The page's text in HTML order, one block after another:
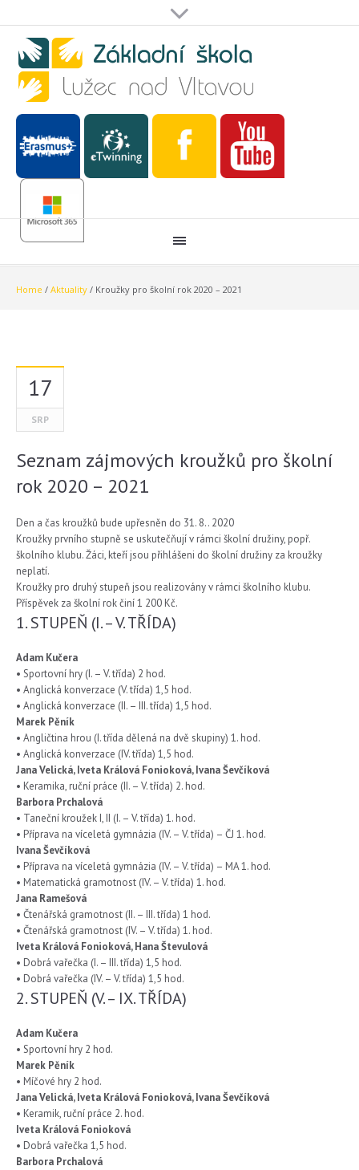
Home / Aktuality / Kroužky pro školní rok 2020 – 2021
17
SRP
Seznam zájmových kroužků pro školní
rok 2020 – 2021
Den a čas kroužků bude upřesněn do 31. 8.. 2020
Kroužky prvního stupně se uskutečňují v rámci školní družiny, popř.
školního klubu. Žáci, kteří jsou přihlášeni do školní družiny za kroužky
neplatí.
Kroužky pro druhý stupeň jsou realizovány v rámci školního klubu.
Příspěvek za školní rok činí 1 200 Kč.
1. STUPEŇ (I. – V. TŘÍDA)
Adam Kučera
• Sportovní hry (I. – V. třída) 2 hod.
• Anglická konverzace (V. třída) 1,5 hod.
• Anglická konverzace (II. – III. třída) 1,5 hod.
Marek Pěník
• Angličtina hrou (I. třída dělená na dvě skupiny) 1. hod.
• Anglická konverzace (IV. třída) 1,5 hod.
Jana Velická, Iveta Králová Fonioková, Ivana Ševčíková
• Keramika, ruční práce (II. – V. třída) 2. hod.
Barbora Prchalová
• Taneční kroužek I, II (I. – V. třída) 1. hod.
• Příprava na víceletá gymnázia (IV. – V. třída) – ČJ 1. hod.
Ivana Ševčíková
• Příprava na víceletá gymnázia (IV. – V. třída) – MA 1. hod.
• Matematická gramotnost (IV. – V. třída) 1. hod.
Jana Ramešová
• Čtenářská gramotnost (II. – III. třída) 1 hod.
• Čtenářská gramotnost (IV. – V. třída) 1. hod.
Iveta Králová Fonioková, Hana Števulová
• Dobrá vařečka (I. – III. třída) 1,5 hod.
• Dobrá vařečka (IV. – V. třída) 1,5 hod.
2. STUPEŇ (V. – IX. TŘÍDA)
Adam Kučera
• Sportovní hry 2 hod.
Marek Pěník
• Míčové hry 2 hod.
Jana Velická, Iveta Králová Fonioková, Ivana Ševčíková
• Keramik, ruční práce 2. hod.
Iveta Králová Fonioková
• Dobrá vařečka 1,5 hod.
Barbora Prchalová